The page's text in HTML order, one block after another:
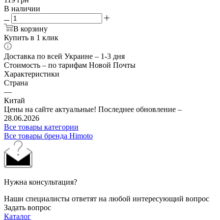
В наличии
В корзину
Купить в 1 клик
Доставка по всей Украине – 1-3 дня
Стоимость – по тарифам Новой Почты
Характеристики
Страна
—
Китай
Цены на сайте актуальные! Последнее обновление –
28.06.2026
Все товары категории
Все товары бренда Himoto
Нужна консультация?
Наши специалисты ответят на любой интересующий вопрос
Задать вопрос
Каталог